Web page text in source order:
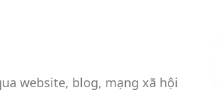
website, blog, mạng xã hội